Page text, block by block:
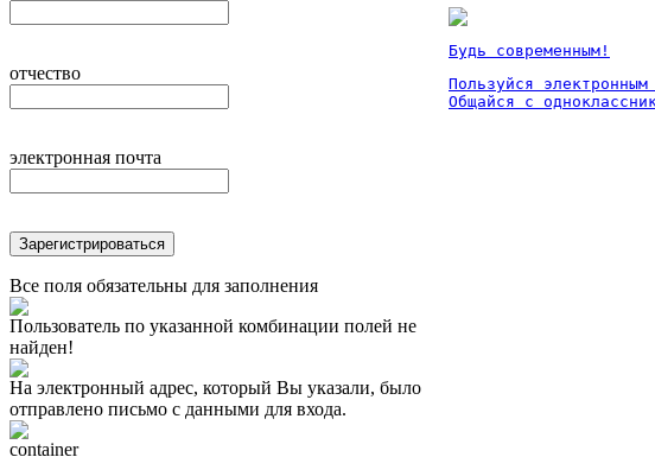
отчество
электронная почта
Зарегистрироваться
Все поля обязательны для заполнения
Пользователь по указанной комбинации полей не
найден!
На электронный адрес, который Вы указали, было
отправлено письмо с данными для входа.
container
Будь современным!
Пользуйся электронным
Общайся с